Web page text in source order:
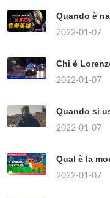
Quando è
2022-01-07
Chi è
2022-01-07
Quando si
2022-01-07
Qual è la
2022-01-07